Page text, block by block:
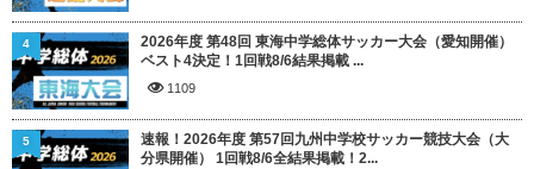
2026年度 第48回 東海中学総体サッカー大会（愛知開催）
ベスト4決定！1回戦8/6結果掲載 ...
1109
4
速報！2026年度 第57回九州中学校サッカー競技大会（大
分県開催） 1回戦8/6全結果掲載！2...
5